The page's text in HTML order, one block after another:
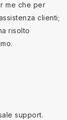
me che per
clienti;
risolto
support.